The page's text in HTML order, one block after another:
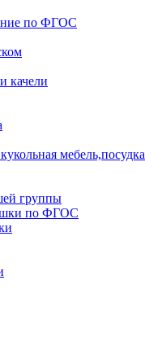
по ФГОС
качели
мебель,посудка
группы
по ФГОС